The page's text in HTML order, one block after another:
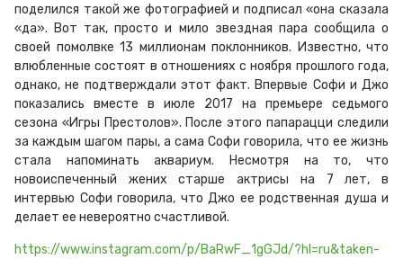
поделился такой же фотографией и подписал «она сказала
«да». Вот так, просто и мило звездная пара сообщила о
своей помолвке 13 миллионам поклонников. Известно, что
влюбленные состоят в отношениях с ноября прошлого года,
однако, не подтверждали этот факт. Впервые Софи и Джо
показались вместе в июле 2017 на премьере седьмого
сезона «Игры Престолов». После этого папарацци следили
за каждым шагом пары, а сама Софи говорила, что ее жизнь
стала напоминать аквариум. Несмотря на то, что
новоиспеченный жених старше актрисы на 7 лет, в
интервью Софи говорила, что Джо ее родственная душа и
делает ее невероятно счастливой.
https://www.instagram.com/p/BaRwF_1gGJd/?hl=ru&taken-